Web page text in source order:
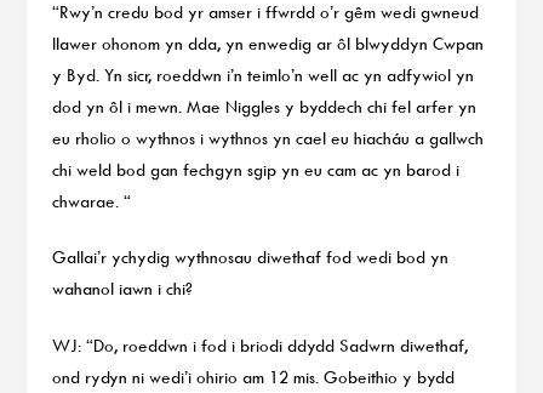
“Rwy’n credu bod yr amser i ffwrdd o’r gêm wedi gwneud
llawer ohonom yn dda, yn enwedig ar ôl blwyddyn Cwpan
y Byd. Yn sicr, roeddwn i’n teimlo’n well ac yn adfywiol yn
dod yn ôl i mewn. Mae Niggles y byddech chi fel arfer yn
eu rholio o wythnos i wythnos yn cael eu hiacháu a gallwch
chi weld bod gan fechgyn sgip yn eu cam ac yn barod i
chwarae. “
Gallai’r ychydig wythnosau diwethaf fod wedi bod yn
wahanol iawn i chi?
WJ: “Do, roeddwn i fod i briodi ddydd Sadwrn diwethaf,
ond rydyn ni wedi’i ohirio am 12 mis. Gobeithio y bydd